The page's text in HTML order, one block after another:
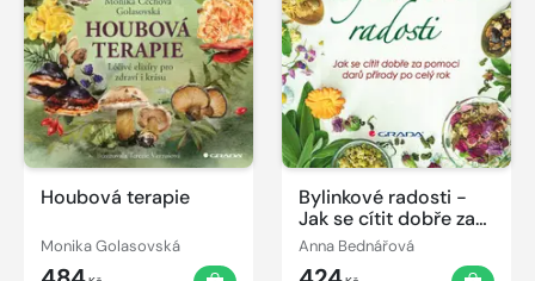
Houbová terapie
Monika Golasovská
Bylinkové radosti -
Jak se cítit dobře za
pomoci darů přírody
Anna Bednářová